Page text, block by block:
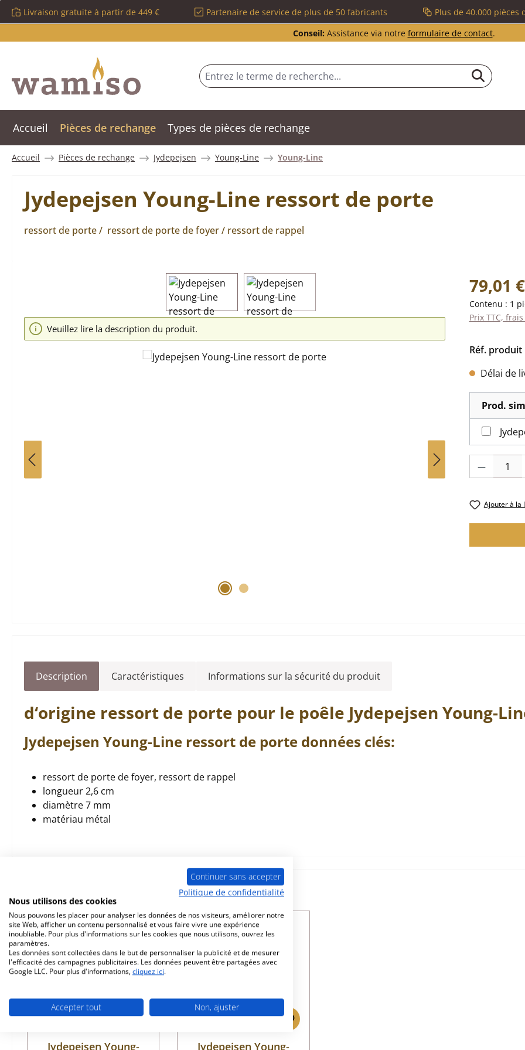
au contenu principal
Passer à la recherche
Passer à la navigation principale
Livraison gratuite à partir de 449 € Partenaire de service de plus de 50 fabricants Plus de 40.000
Conseil: Assistance via notre formulaire de contact.
Accueil Pièces de rechange Types de pièces de rechange
Accueil Pièces de rechange Jydepejsen Young-Line Young-Line
Jydepejsen Young-Line ressort de porte
ressort de porte / ressort de porte de foyer / ressort de rappel
Veuillez lire la description du produit.
Prix régulier :
79,01 €
Contenu : 1
Prix TTC,
Réf. produit
Délai de
Prod.
Quantité de
Ajouter à la
Description Caractéristiques Informations sur la sécurité du produit
d‘origine ressort de porte pour le poêle Jydepejsen Young-
Jydepejsen Young-Line ressort de porte données clés:
ressort de porte de foyer, ressort de rappel
longueur 2,6 cm
diamètre 7 mm
matériau métal
Ignorer la galerie de produits
Seul 1 disponible
Jydepejsen Young-
Jydepejsen Young-
Continuer sans accepter
Politique de confidentialité
Nous utilisons des cookies
Nous pouvons les placer pour analyser les données de nos visiteurs, améliorer notre
site Web, afficher un contenu personnalisé et vous faire vivre une expérience
inoubliable. Pour plus d'informations sur les cookies que nous utilisons, ouvrez les
paramètres.
Les données sont collectées dans le but de personnaliser la publicité et de mesurer
l'efficacité des campagnes publicitaires. Les données peuvent être partagées avec
Google LLC. Pour plus d'informations, cliquez ici.
Accepter tout Non, ajuster